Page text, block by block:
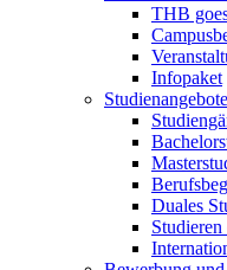
THB
Infopaket
Studienangebote
Duales